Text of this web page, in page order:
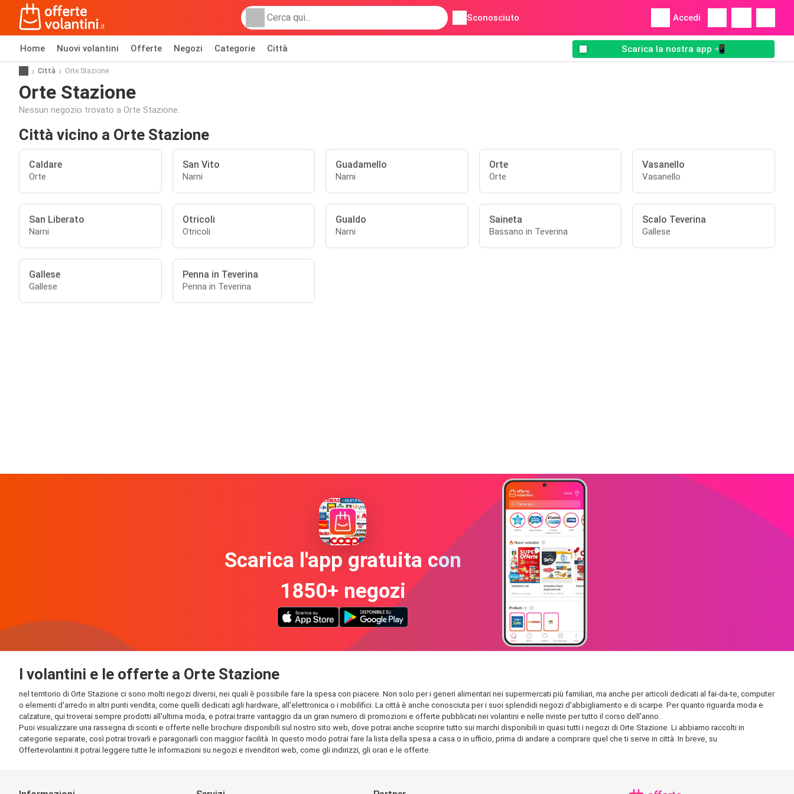
Sconosciuto Accedi
Home Nuovi volantini Offerte Negozi Categorie Città Scarica la nostra app 📲
Città Orte Stazione
Orte Stazione
Nessun negozio trovato a Orte Stazione.
Città vicino a Orte Stazione
Caldare
Orte
San Vito
Narni
Guadamello
Narni
Orte
Orte
Vasanello
Vasanello
San Liberato
Narni
Otricoli
Otricoli
Gualdo
Narni
Saineta
Bassano in Teverina
Scalo Teverina
Gallese
Gallese
Gallese
Penna in Teverina
Penna in Teverina
Scarica l'app gratuita con
1850+ negozi
I volantini e le offerte a Orte Stazione
nel territorio di Orte Stazione ci sono molti negozi diversi, nei quali è possibile fare la spesa con piacere. Non solo per i generi alimentari nei supermercati più familiari, ma anche per articoli dedicati al fai-da-te, computer
o elementi d'arredo in altri punti vendita, come quelli dedicati agli hardware, all'elettronica o i mobilifici. La città è anche conosciuta per i suoi splendidi negozi d'abbigliamento e di scarpe. Per quanto riguarda moda e
calzature, qui troverai sempre prodotti all'ultima moda, e potrai trarre vantaggio da un gran numero di promozioni e offerte pubblicati nei volantini e nelle riviste per tutto il corso dell'anno.
Puoi visualizzare una rassegna di sconti e offerte nelle brochure disponibili sul nostro sito web, dove potrai anche scoprire tutto sui marchi disponibili in quasi tutti i negozi di Orte Stazione. Li abbiamo raccolti in
categorie separate, così potrai trovarli e paragonarli con maggior facilità. In questo modo potrai fare la lista della spesa a casa o in ufficio, prima di andare a comprare quel che ti serve in città. In breve, su
Offertevolantini.it potrai leggere tutte le informazioni su negozi e rivenditori web, come gli indirizzi, gli orari e le offerte.